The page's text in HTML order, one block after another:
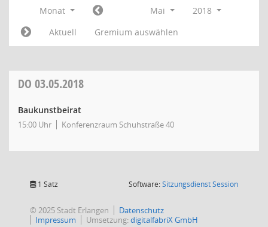
Monat Mai
2018
Aktuell
Gremium auswählen
DO 03.05.2018
Baukunstbeirat
15:00 Uhr Konferenzraum Schuhstraße 40
1 Satz Software:SitzungsdienstSession(Wird in
© 2025 Stadt Erlangen
Datenschutz
Impressum
Umsetzung:digitalfabriX GmbH